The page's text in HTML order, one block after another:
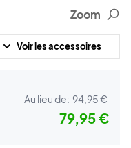
Zoom
Voir les accessoires
Au lieu de: 94,95 €
79,95 €